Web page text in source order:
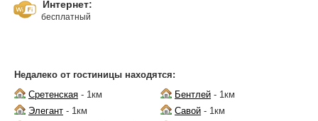
Интернет:
бесплатный
Недалеко от гостиницы находятся:
Сретенская - 1км Бентлей - 1км
Элегант - 1км Савой - 1км